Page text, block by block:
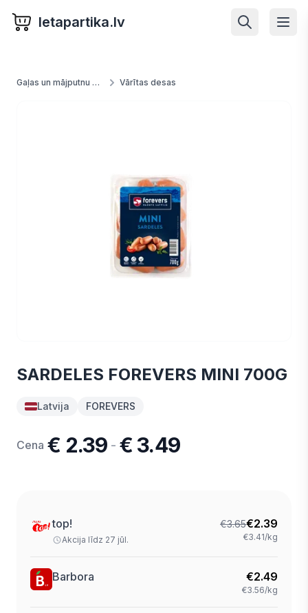
letapartika.lv
Gaļas un mājputnu produkti Vārītas desas
SARDELES FOREVERS MINI 700G
Latvija FOREVERS
Cena € 2.39 - € 3.49
top!
Akcija līdz 27 jūl.
€3.65€2.39
€3.41/kg
Barbora €2.49
€3.56/kg